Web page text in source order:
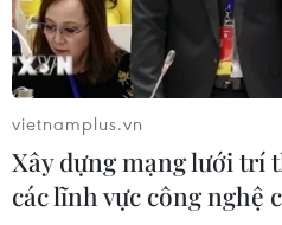
vietnamplus.vn
Xây dựng mạng lưới trí
các lĩnh vực công nghệ